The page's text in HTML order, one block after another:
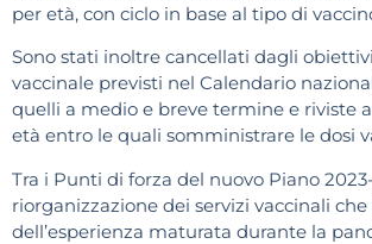
per età, con ciclo in base al tipo di
Sono stati inoltre cancellati dagli
vaccinale previsti nel Calendario
quelli a medio e breve termine e riviste
età entro le quali somministrare le dosi
Tra i Punti di forza del nuovo Piano
riorganizzazione dei servizi vaccinali che
dell’esperienza maturata durante la